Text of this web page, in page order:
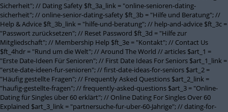
Sicherheit"; // Dating Safety $ft_3a_link = "online-senioren-dating-
sicherheit"; // online-senior-dating-safety $ft_3b = "Hilfe und Beratung"; //
Help & Advice $ft_3b_link = "hilfe-und-beratung"; // help-and-advice $ft_3c =
"Passwort zurücksetzen"; // Reset Password $ft_3d = "Hilfe zur
Mitgliedschaft"; // Membership Help $ft_3e = "Kontakt"; // Contact Us
$ft_4hdr = "Rund um die Welt"; // Around The World // articles $art_1 =
"Erste Date-Ideen Für Senioren"; // First Date Ideas For Seniors $art_1_link =
"erste-date-ideen-fur-senioren"; // first-date-ideas-for-seniors $art_2 =
"Häufig gestellte Fragen"; // Frequently Asked Questions $art_2_link =
"haufig-gestellte-fragen"; // frequently-asked-questions $art_3 = "Online-
Dating für Singles über 60 erklärt"; // Online Dating For Singles Over 60
Explained $art_3_link = "partnersuche-fur-uber-60-Jahrige"; // dating-for-